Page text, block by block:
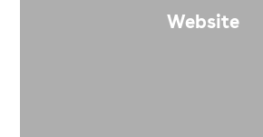
Website